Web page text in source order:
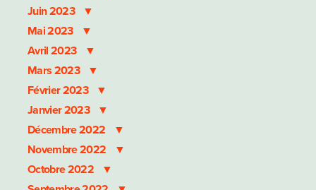
Juin 2023
Mai 2023
Avril 2023
Mars 2023
Février 2023
Janvier 2023
Décembre 2022
Novembre 2022
Octobre 2022